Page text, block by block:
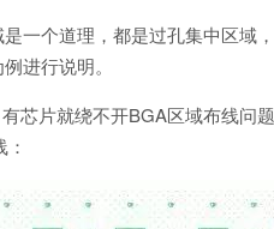
一个道理，都是过孔集中区域
进行说明。
芯片就绕不开BGA区域布线问